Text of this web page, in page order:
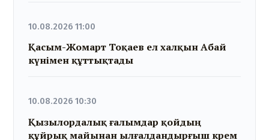
10.08.2026 11:00
Қасым-Жомарт Тоқаев ел халқын Абай
күнімен құттықтады
10.08.2026 10:30
Қызылордалық ғалымдар қойдың
құйрық майынан ылғалдандырғыш крем